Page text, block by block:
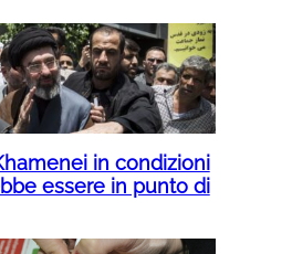
in condizioni
essere in punto di